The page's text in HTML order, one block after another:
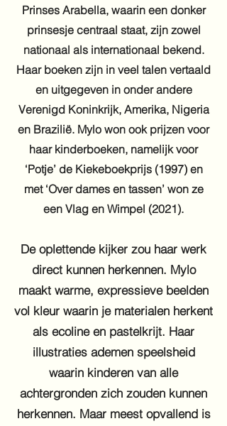
Prinses Arabella, waarin een donker
prinsesje centraal staat, zijn zowel
nationaal als internationaal bekend.
Haar boeken zijn in veel talen vertaald
en uitgegeven in onder andere
Verenigd Koninkrijk, Amerika, Nigeria
en Brazilië. Mylo won ook prijzen voor
haar kinderboeken, namelijk voor
‘Potje’ de Kiekeboekprijs (1997) en
met ‘Over dames en tassen’ won ze
een Vlag en Wimpel (2021).
De oplettende kijker zou haar werk
direct kunnen herkennen. Mylo
maakt warme, expressieve beelden
vol kleur waarin je materialen herkent
als ecoline en pastelkrijt. Haar
illustraties ademen speelsheid
waarin kinderen van alle
achtergronden zich zouden kunnen
herkennen. Maar meest opvallend is